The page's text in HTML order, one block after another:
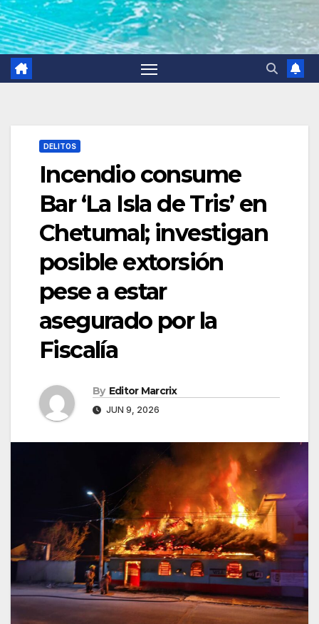
DELITOS
Incendio consume
Bar ‘La Isla de Tris’ en
Chetumal; investigan
posible extorsión
pese a estar
asegurado por la
Fiscalía
By Editor Marcrix
JUN 9, 2026